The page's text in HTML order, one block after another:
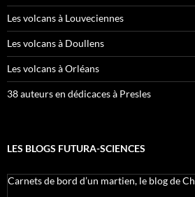
Les volcans à Louveciennes
Les volcans à Doullens
Les volcans à Orléans
38 auteurs en dédicaces à Presles
LES BLOGS FUTURA-SCIENCES
Carnets de bord d’un martien, le blog de